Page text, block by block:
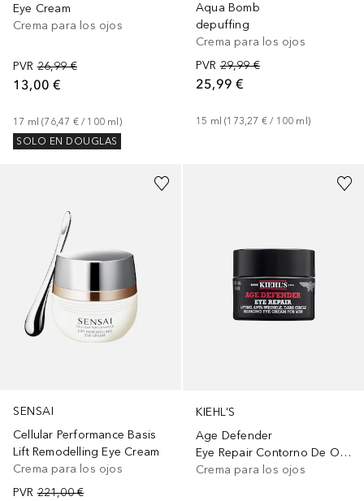
Eye Cream
Crema para los ojos
PVR 26,99 €
13,00 €
17 ml (76,47 € / 100 ml)
SOLO EN DOUGLAS
Aqua Bomb
depuffing
Crema para los ojos
PVR 29,99 €
25,99 €
15 ml (173,27 € / 100 ml )
SENSAI
Cellular Performance Basis
Lift Remodelling Eye Cream
Crema para los ojos
PVR 221,00 €
KIEHL’S
Age Defender
Eye Repair Contorno De Ojos
Crema para los ojos